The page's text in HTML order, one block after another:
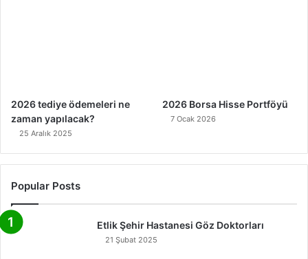
2026 tediye ödemeleri ne
zaman yapılacak?
25 Aralık 2025
2026 Borsa Hisse Portföyü
7 Ocak 2026
Popular Posts
Etlik Şehir Hastanesi Göz Doktorları
21 Şubat 2025